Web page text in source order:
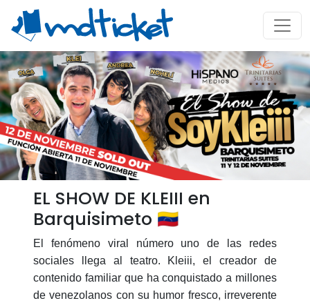
EL SHOW DE KLEIII en
Barquisimeto 🇻🇪
El fenómeno viral número uno de las redes
sociales llega al teatro. Kleiii, el creador de
contenido familiar que ha conquistado a millones
de venezolanos con su humor fresco, irreverente